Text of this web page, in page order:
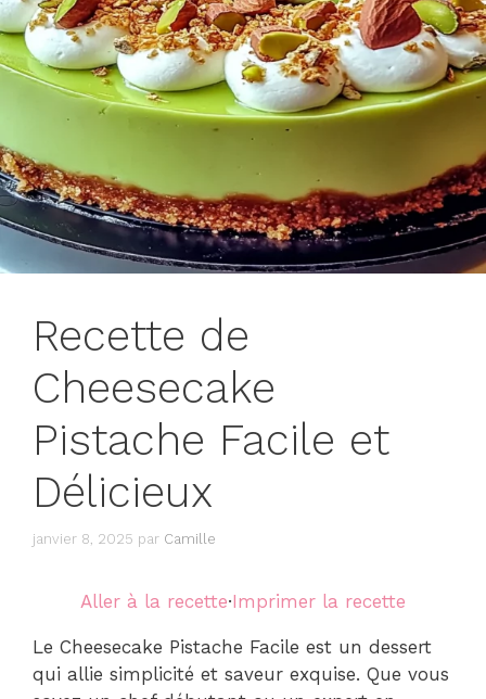
Recette de
Cheesecake
Pistache Facile et
Délicieux
janvier 8, 2025 par Camille
Aller à la recette·Imprimer la recette
Le Cheesecake Pistache Facile est un dessert
qui allie simplicité et saveur exquise. Que vous